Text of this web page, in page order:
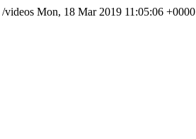
/videos Mon, 18 Mar 2019 11:05:06 +0000